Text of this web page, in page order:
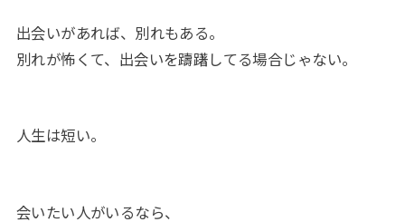
出会いがあれば、別れもある。
別れが怖くて、出会いを躊躇してる場合じゃない。
人生は短い。
会いたい人がいるなら、